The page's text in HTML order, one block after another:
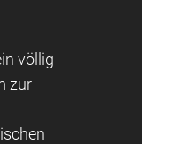
völlig
zur